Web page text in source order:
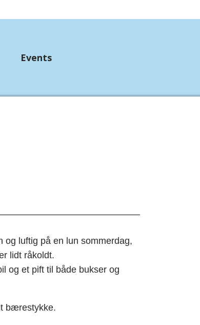
Events
luftig på en lun sommerdag,
lidt råkoldt.
og et pift til både bukser og
bærestykke.